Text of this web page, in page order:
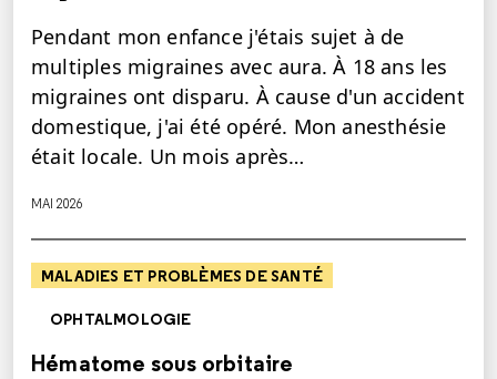
Pendant mon enfance j'étais sujet à de
multiples migraines avec aura. À 18 ans les
migraines ont disparu. À cause d'un accident
domestique, j'ai été opéré. Mon anesthésie
était locale. Un mois après…
MAI 2026
MALADIES ET PROBLÈMES DE SANTÉ
OPHTALMOLOGIE
Hématome sous orbitaire